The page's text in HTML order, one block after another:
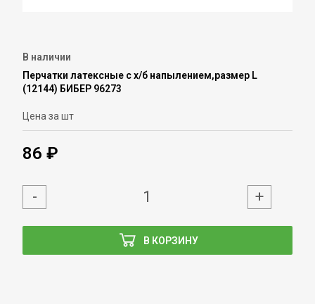
В наличии
Перчатки латексные с х/б напылением,размер L
(12144) БИБЕР 96273
Цена за шт
86 ₽
В КОРЗИНУ
- +